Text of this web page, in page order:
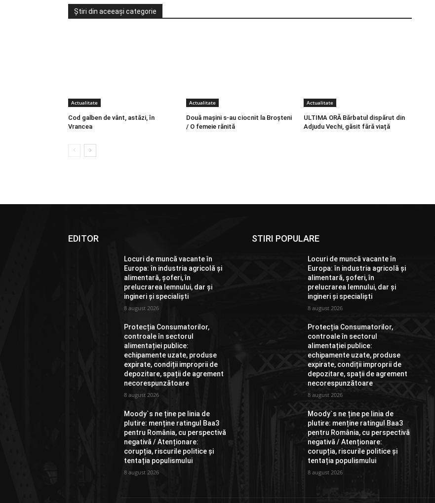
Știri din aceeași categorie
Actualitate
Cod galben de vânt, astăzi, în
Vrancea
Actualitate
Două mașini s-au ciocnit la Broșteni
/ O femeie rănită
Actualitate
ULTIMA ORĂ Bărbatul dispărut din
Adjudu Vechi, găsit fără viață
EDITOR
Locuri de muncă vacante în
Europa: în industria agricolă și
alimentară, șoferi, în
prelucrarea lemnului, dar și
ingineri și specialiști
8 august 2026
Protecția Consumatorilor,
controale în sectorul
alimentației publice:
echipamente uzate, produse
expirate, condiții improprii de
depozitare, spații de agrement
necorespunzătoare
8 august 2026
Moody`s ne ține pe linia de
plutire: menține ratingul Baa3
pentru România, cu perspectivă
negativă / Atenționare:
corupția, riscurile politice și
tentația populismului
8 august 2026
STIRI POPULARE
Locuri de muncă vacante în
Europa: în industria agricolă și
alimentară, șoferi, în
prelucrarea lemnului, dar și
ingineri și specialiști
8 august 2026
Protecția Consumatorilor,
controale în sectorul
alimentației publice:
echipamente uzate, produse
expirate, condiții improprii de
depozitare, spații de agrement
necorespunzătoare
8 august 2026
Moody`s ne ține pe linia de
plutire: menține ratingul Baa3
pentru România, cu perspectivă
negativă / Atenționare:
corupția, riscurile politice și
tentația populismului
8 august 2026